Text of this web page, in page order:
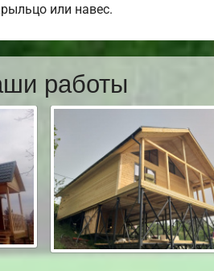
или навес.
работы